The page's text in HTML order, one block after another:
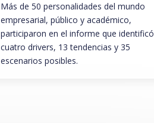
Más de 50 personalidades del mundo
empresarial, público y académico,
participaron en el informe que identificó
cuatro drivers, 13 tendencias y 35
escenarios posibles.